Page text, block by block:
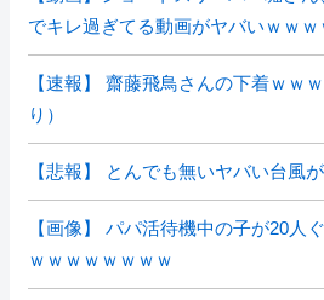
でキレ過ぎてる動画がヤバいｗｗｗ
【速報】 齋藤飛鳥さんの下着ｗｗ
り）
【悲報】 とんでも無いヤバい台風
【画像】 パパ活待機中の子が20人
ｗｗｗｗｗｗｗｗ